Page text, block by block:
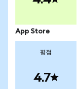
App Store
평점
4.7